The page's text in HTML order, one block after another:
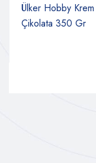
Ülker Hobby Krem
Çikolata 350 Gr